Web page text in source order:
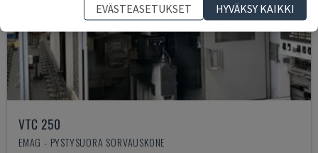
VTC 250
EMAG - PYSTYSUORA SORVAUSKONE
EVÄSTEASETUKSET
HYVÄKSY KAIKKI